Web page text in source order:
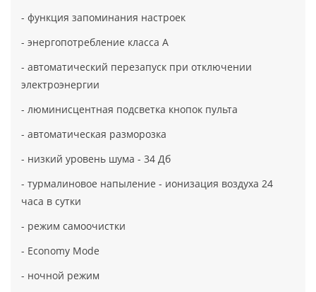
- функция запоминания настроек
- энергопотребление класса А
- автоматический перезапуск при отключении
электроэнергии
- люминисцентная подсветка кнопок пульта
- автоматическая разморозка
- низкий уровень шума - 34 Дб
- турмалиновое напыление - ионизация воздуха 24
часа в сутки
- режим самоочистки
- Economy Mode
- ночной режим